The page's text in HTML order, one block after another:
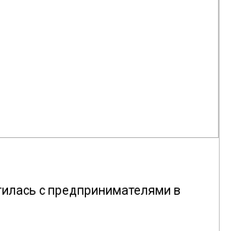
с предпринимателями в